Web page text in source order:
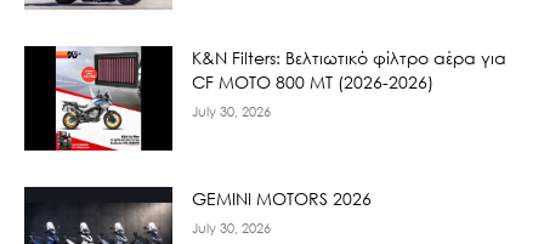
K&N Filters: Βελτιωτικό φίλτρο αέρα για
CF ΜΟΤΟ 800 ΜΤ (2026-2026)
July 30, 2026
GEMINI MOTORS 2026
July 30, 2026